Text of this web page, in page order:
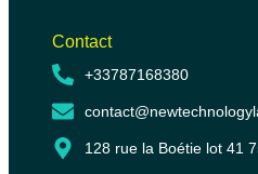
Contact
+33787168380
128 rue la Boétie lot 41